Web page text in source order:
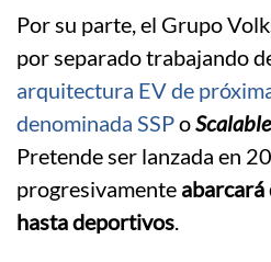
Por su parte, el Grupo
por separado trabajando
arquitectura EV de
denominada SSPo
Pretende ser lanzada en
progresivamente abarcará
hasta deportivos.